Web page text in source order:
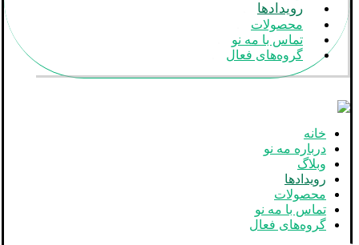
رویدادها
محصولات
تماس با مه نو
گروه‌های فعال
خانه
درباره مه نو
وبلاگ
رویدادها
محصولات
تماس با مه نو
گروه‌های فعال